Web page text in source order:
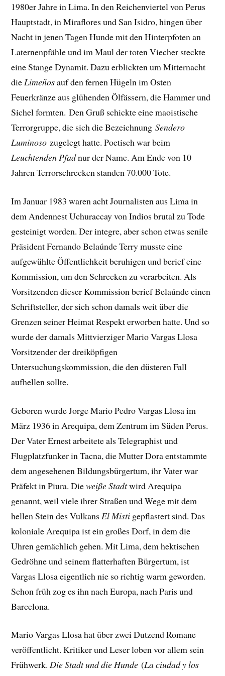
1980er Jahre in Lima. In den Reichenviertel von Perus
Hauptstadt, in Miraflores und San Isidro, hingen über
Nacht in jenen Tagen Hunde mit den Hinterpfoten an
Laternenpfähle und im Maul der toten Viecher steckte
eine Stange Dynamit. Dazu erblickten um Mitternacht
dieLimeñosauf den fernen Hügeln im Osten
Feuerkränze aus glühenden Ölfässern, die Hammer und
Sichel formten. Den Gruß schickte eine maoistische
Terrorgruppe, die sich die BezeichnungSendero
Luminoso zugelegt hatte. Poetisch war beim
Leuchtenden Pfadnur der Name. Am Ende von 10
Jahren Terrorschrecken standen 70.000 Tote.
Im Januar 1983 waren acht Journalisten aus Lima in
dem Andennest Uchuraccay von Indios brutal zu Tode
gesteinigt worden. Der integre, aber schon etwas senile
Präsident Fernando Belaúnde Terry musste eine
aufgewühlte Öffentlichkeit beruhigen und berief eine
Kommission, um den Schrecken zu verarbeiten. Als
Vorsitzenden dieser Kommission berief Belaúnde einen
Schriftsteller, der sich schon damals weit über die
Grenzen seiner Heimat Respekt erworben hatte. Und so
wurde der damals Mittvierziger Mario Vargas Llosa
Vorsitzender der dreiköpfigen
Untersuchungskommission, die den düsteren Fall
aufhellen sollte.
Geboren wurde Jorge Mario Pedro Vargas Llosa im
März 1936 in Arequipa, dem Zentrum im Süden Perus.
Der Vater Ernest arbeitete als Telegraphist und
Flugplatzfunker in Tacna, die Mutter Dora entstammte
dem angesehenen Bildungsbürgertum, ihr Vater war
Präfekt in Piura. Dieweiße Stadtwird Arequipa
genannt, weil viele ihrer Straßen und Wege mit dem
hellen Stein des Vulkans El Misti gepflastert sind. Das
koloniale Arequipa ist ein großes Dorf, in dem die
Uhren gemächlich gehen. Mit Lima, dem hektischen
Gedröhne und seinem flatterhaften Bürgertum, ist
Vargas Llosa eigentlich nie so richtig warm geworden.
Schon früh zog es ihn nach Europa, nach Paris und
Barcelona.
Mario Vargas Llosa hat über zwei Dutzend Romane
veröffentlicht. Kritiker und Leser loben vor allem sein
Frühwerk.Die Stadt und die Hunde (La ciudad y los